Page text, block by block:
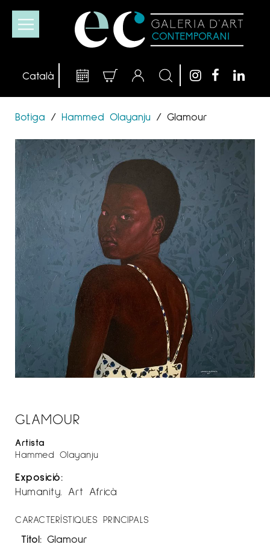
Botiga / Hammed Olayanju / Glamour
GLAMOUR
Artista
Hammed Olayanju
Exposició:
Humanity. Art Africà
CARACTERÍSTIQUES PRINCIPALS
Títol: Glamour